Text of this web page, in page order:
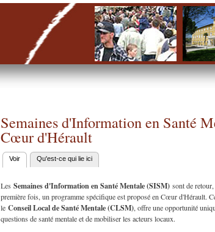
Semaines d'Information en Santé
Cœur d'Hérault
Onglets principaux
Voir (onglet actif)
Qu'est-ce qui lie ici
Les Semaines d'Information en Santé Mentale (SISM) sont de
première fois, un programme spécifique est proposé en Cœur d'Hérault.
le Conseil Local de Santé Mentale (CLSM), offre une opportunité
questions de santé mentale et de mobiliser les acteurs locaux.